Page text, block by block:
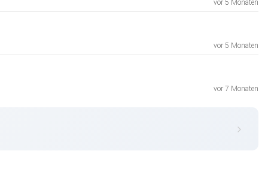
vor 5 Monaten
vor 5 Monaten
vor 7 Monaten